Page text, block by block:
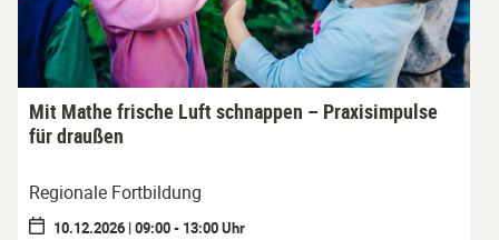
Mit Mathe frische Luft schnappen – Praxisimpulse
für draußen
Regionale Fortbildung
10.12.2026 | 09:00 - 13:00 Uhr